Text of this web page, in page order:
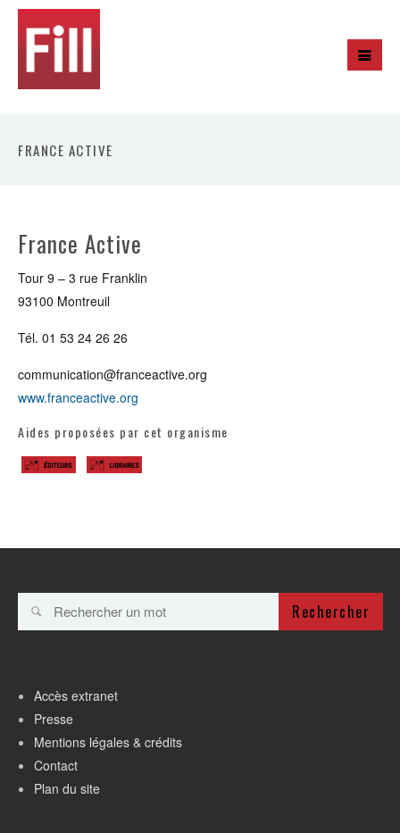
FRANCE ACTIVE
France Active
Tour 9 – 3 rue Franklin
93100 Montreuil
Tél. 01 53 24 26 26
communication@franceactive.org
www.franceactive.org
Aides proposées par cet organisme
Rechercher
Accès extranet
Presse
Mentions légales & crédits
Contact
Plan du site